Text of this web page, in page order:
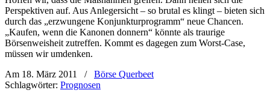
Perspektiven auf. Aus Anlegersicht – so brutal es klingt – bieten sich
durch das „erzwungene Konjunkturprogramm“ neue Chancen.
„Kaufen, wenn die Kanonen donnern“ könnte als traurige
Börsenweisheit zutreffen. Kommt es dagegen zum Worst-Case,
müssen wir umdenken.
Am 18. März 2011
/
Börse Querbeet
Schlagwörter: Prognosen